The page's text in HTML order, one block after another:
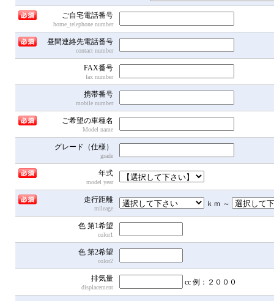
ご自宅電話番号
home_telephone number
昼間連絡先電話番号
contact number
FAX番号
fax number
携帯番号
mobile number
ご希望の車種名
Model name
グレード（仕様）
grade
年式
model year
走行距離
mileage
ｋｍ ～
色 第1希望
color1
色 第2希望
color2
排気量
displacement
cc 例：２０００